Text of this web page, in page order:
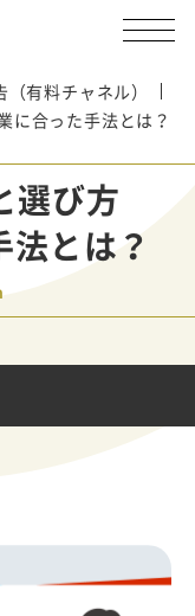
（有料チャネル）
に合った手法とは？
選び方
とは？